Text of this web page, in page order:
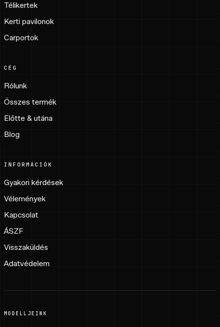
Télikertek
Kerti pavilonok
Carportok
CÉG
Rólunk
Összes termék
Előtte & utána
Blog
INFORMÁCIÓK
Gyakori kérdések
Vélemények
Kapcsolat
ÁSZF
Visszaküldés
Adatvédelem
MODELLJEINK